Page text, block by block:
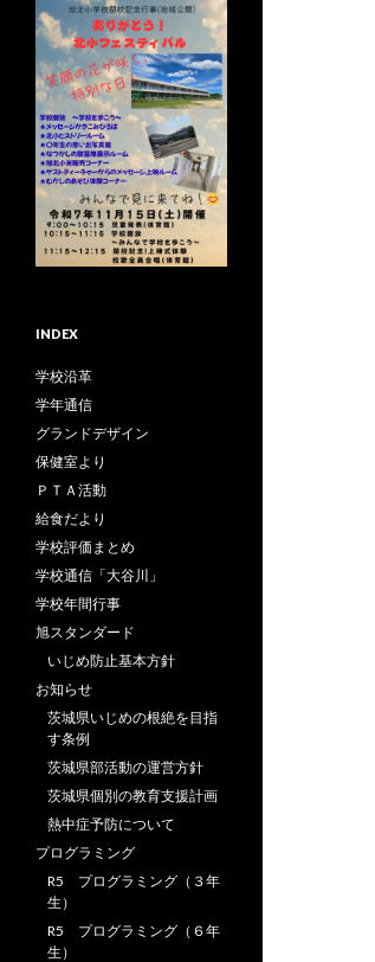
INDEX
学校沿革
学年通信
グランドデザイン
保健室より
ＰＴＡ活動
給食だより
学校評価まとめ
学校通信「大谷川」
学校年間行事
旭スタンダード
いじめ防止基本方針
お知らせ
茨城県いじめの根絶を目指
す条例
茨城県部活動の運営方針
茨城県個別の教育支援計画
熱中症予防について
プログラミング
R5 プログラミング（３年
生）
R5 プログラミング（６年
生）